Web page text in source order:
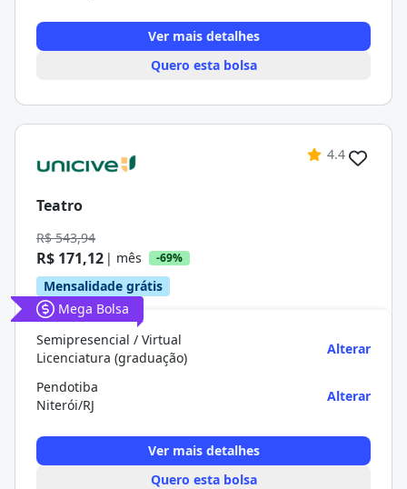
Ver mais detalhes
Quero esta bolsa
4.4
Teatro
R$ 543,94
R$ 171,12 | mês -69%
Mensalidade grátis
Mega Bolsa
Semipresencial / Virtual
Licenciatura (graduação)
Alterar
Pendotiba
Niterói/RJ
Alterar
Ver mais detalhes
Quero esta bolsa